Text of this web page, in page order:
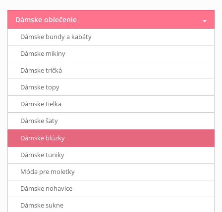
Dámske oblečenie
Dámske bundy a kabáty
Dámske mikiny
Dámske tričká
Dámske topy
Dámske tielka
Dámske šaty
Dámske blúzky
Dámske tuniky
Móda pre moletky
Dámske nohavice
Dámske sukne